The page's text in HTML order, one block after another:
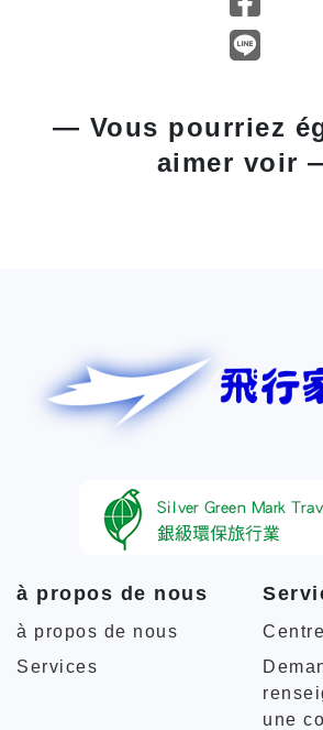
— Vous pourriez
aimer voir
à propos de nous
à propos de nous
Services
une